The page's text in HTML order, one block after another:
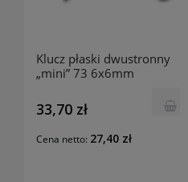
Klucz płaski dwustronny
„mini” 73 6x6mm
33,70 zł
Cena netto: 27,40 zł